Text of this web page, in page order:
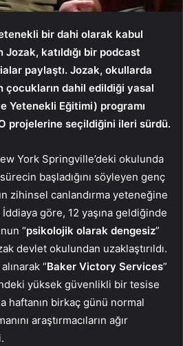
bir dahi olarak kabul
katıldığı bir podcast
paylaştı. Jozak, okullarda
çocukların dahil edildiği yasal
Yetenekli Eğitimi) programı
projelerine seçildiğini ileri sürdü.
York Springville’deki okulunda
başladığını söyleyen genç
zihinsel canlandırma yeteneğine
İddiaya göre, 12 yaşına geldiğinde
“psikolojik olarak dengesiz”
devlet okulundan uzaklaştırıldı.
“Baker Victory Services”
yüksek güvenlikli bir tesise
haftanın birkaç günü normal
araştırmacıların ağır